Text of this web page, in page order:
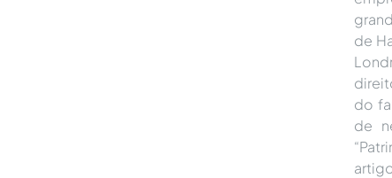
de
do
de